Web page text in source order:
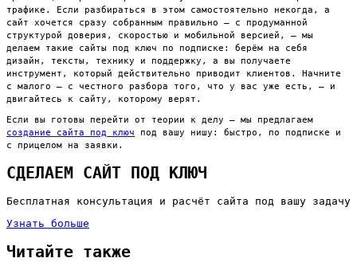
трафике. Если разбираться в этом самостоятельно некогда, а
сайт хочется сразу собранным правильно — с продуманной
структурой доверия, скоростью и мобильной версией, — мы
делаем такие сайты под ключ по подписке: берём на себя
дизайн, тексты, технику и поддержку, а вы получаете
инструмент, который действительно приводит клиентов. Начните
с малого — с честного разбора того, что у вас уже есть, — и
двигайтесь к сайту, которому верят.
Если вы готовы перейти от теории к делу — мы предлагаем
создание сайта под ключ под вашу нишу: быстро, по подписке и
с прицелом на заявки.
СДЕЛАЕМ САЙТ ПОД КЛЮЧ
Бесплатная консультация и расчёт сайта под вашу задачу
Узнать больше
Читайте также